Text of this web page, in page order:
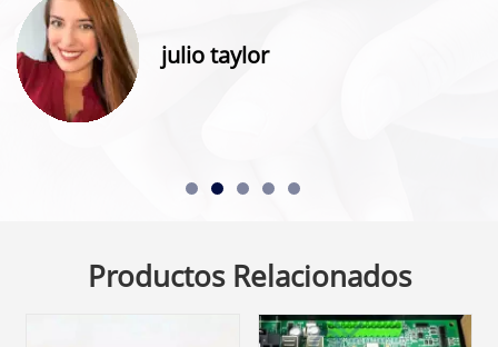
julio taylor
Productos Relacionados